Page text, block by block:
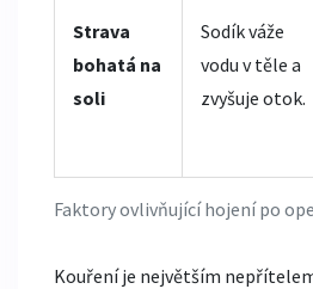
Faktory ovlivňující hojení po
Strava
bohatá na
soli
Sodík váže
vodu v těle a
zvyšuje otok.
Kouření je největším